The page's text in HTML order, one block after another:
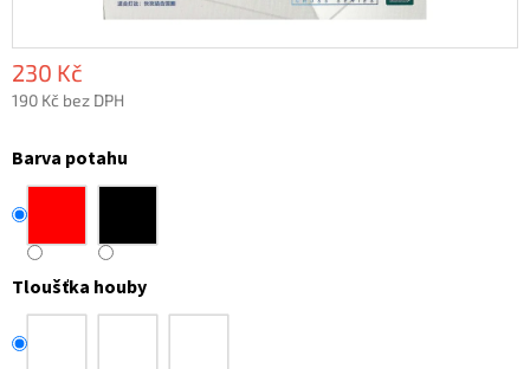
230 Kč
190 Kč bez DPH
cena:
Barva potahu
Tloušťka houby